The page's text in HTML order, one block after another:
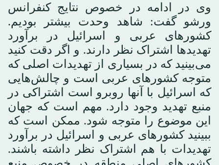
وی در ادامه در خصوص نتایج کنفرانس
ورشو گفت: شاهد وحدت بیشتر بودیم.
کشورهای عربی و اسرائیل در برآورد
تهدیدها اشتراک نظر دارند. و اگر دقت کنید
می‌بینید که در بسیاری از تهدیدات اصلی که
متوجه کشورهای عربی است و چالش‌هایی
که اسرائیل با آنها روبرو است اشتراکی در
منبع تهدید وجود دارد. مهم است که جهان
این موضوع را متوجه شود. ممکن است که
ببینید کشورهای عربی و اسرائیل در برآورد
تهدیدات با هم اشتراک نظر داشته باشند.